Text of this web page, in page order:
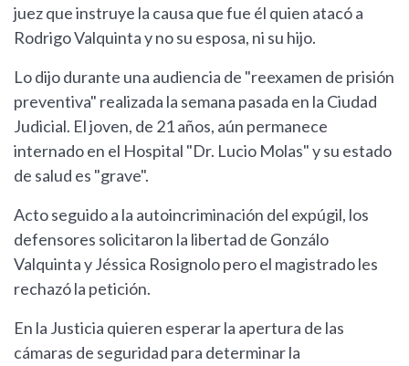
juez que instruye la causa que fue él quien atacó a
Rodrigo Valquinta y no su esposa, ni su hijo.
Lo dijo durante una audiencia de "reexamen de prisión
preventiva" realizada la semana pasada en la Ciudad
Judicial. El joven, de 21 años, aún permanece
internado en el Hospital "Dr. Lucio Molas" y su estado
de salud es "grave".
Acto seguido a la autoincriminación del expúgil, los
defensores solicitaron la libertad de Gonzálo
Valquinta y Jéssica Rosignolo pero el magistrado les
rechazó la petición.
En la Justicia quieren esperar la apertura de las
cámaras de seguridad para determinar la